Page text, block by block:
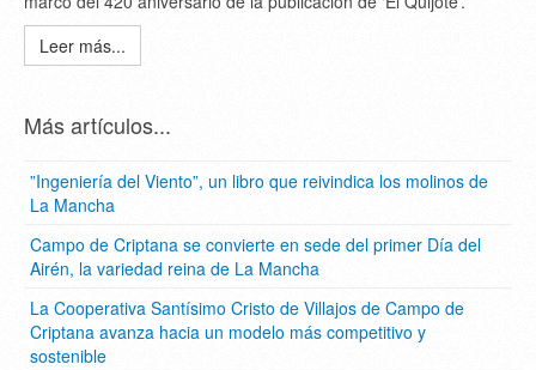
Leer más...
Más artículos...
”Ingeniería del Viento”, un libro que reivindica los molinos de
La Mancha
Campo de Criptana se convierte en sede del primer Día del
Airén, la variedad reina de La Mancha
La Cooperativa Santísimo Cristo de Villajos de Campo de
Criptana avanza hacia un modelo más competitivo y
sostenible